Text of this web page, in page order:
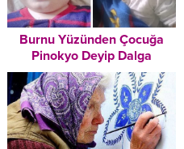
Burnu Yüzünden Çocuğa
Pinokyo Deyip Dalga
Geçtiler – 3 Yıl Sonra Bakın
Nasıl Değişti